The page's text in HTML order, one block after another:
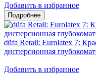
Добавить в избранное
düfa Retail: Eurolatex 7:
дисперсионная
Добавить в избранное